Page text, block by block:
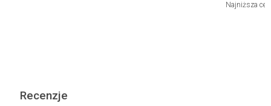
Najniższa
Recenzje